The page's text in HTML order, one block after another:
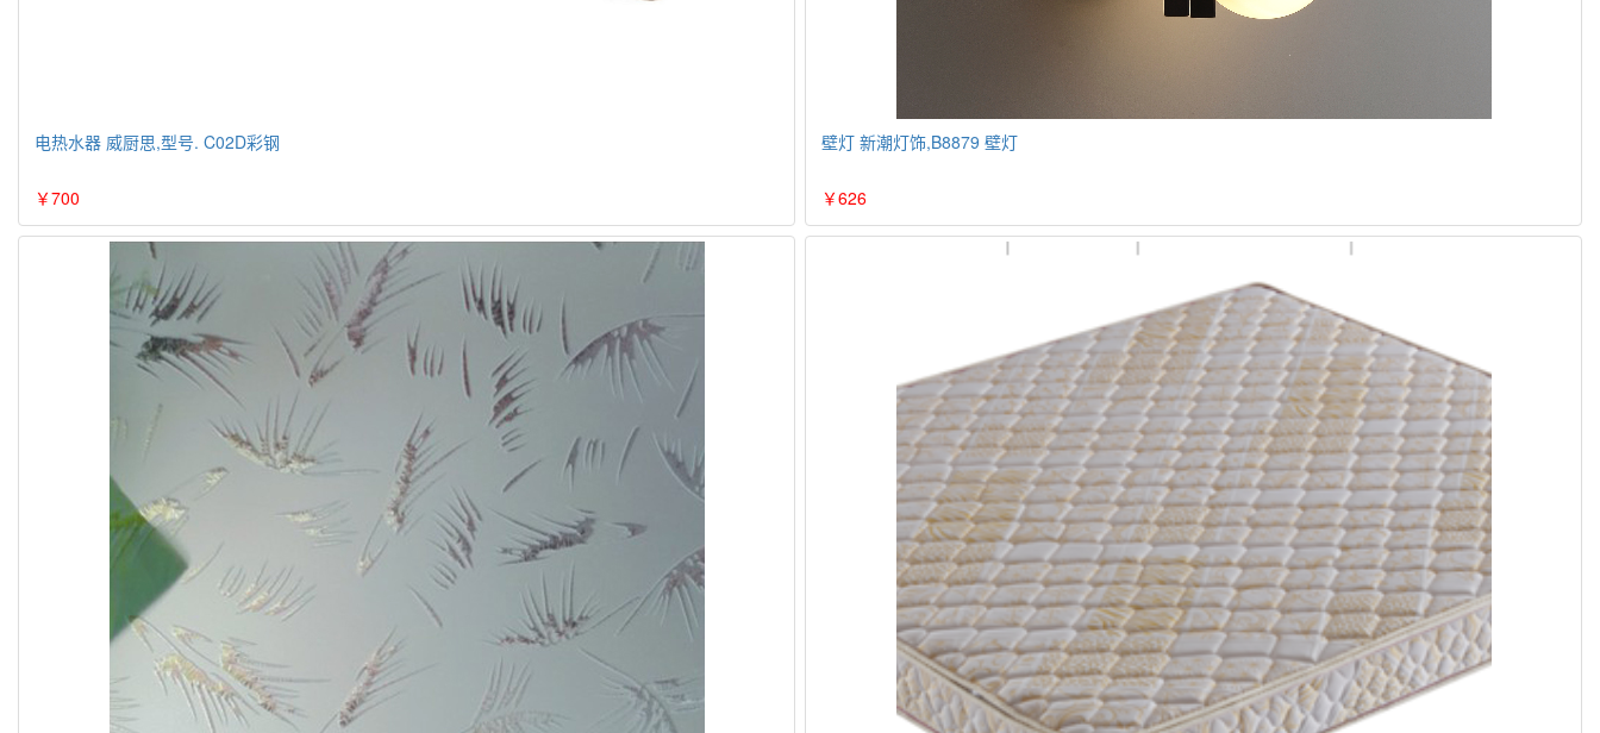
电热水器 威厨思,型号. C02D彩钢
￥700
壁灯 新潮灯饰,B8879 壁灯
￥626